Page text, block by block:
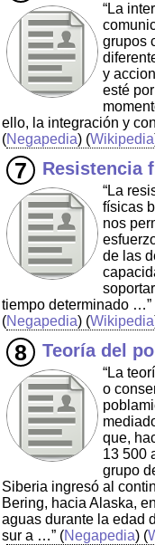
“La
grupos
y
esté
ello, la integración y
(Negapedia) (Wikipedia
Resistencia
“La
físicas
nos
de las
tiempo determinado …”
(Negapedia) (Wikipedia
Teoría del
“La
o
que,
13 500
grupo
Siberia ingresó al
Bering, hacia Alaska,
aguas durante la edad
sur a …” (Negapedia) (